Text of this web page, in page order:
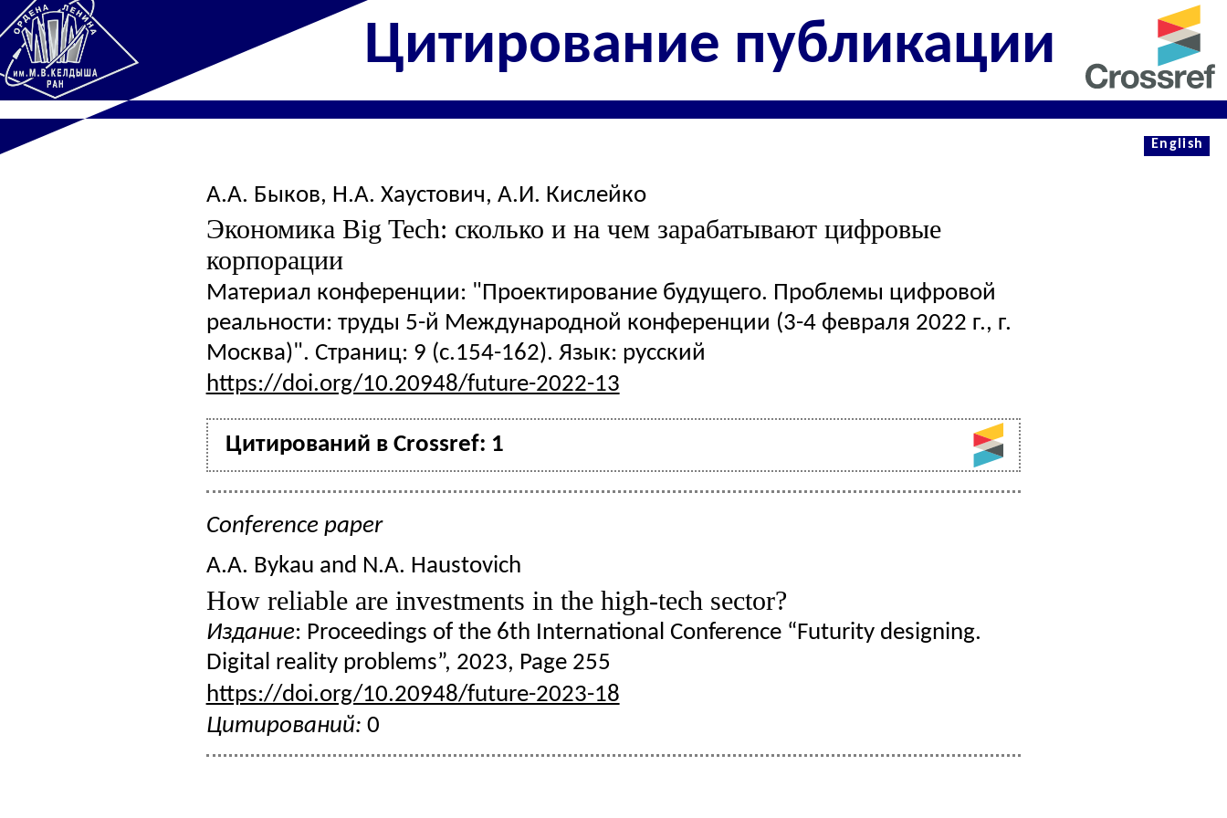
Цитирование публикации
English
А.А. Быков, Н.А. Хаустович, А.И. Кислейко
Экономика Big Tech: сколько и на чем зарабатывают цифровые
корпорации
Материал конференции: "Проектирование будущего. Проблемы цифровой
реальности: труды 5-й Международной конференции (3-4 февраля 2022 г., г.
Москва)". Страниц: 9 (с.154-162). Язык: русский
https://doi.org/10.20948/future-2022-13
Цитирований в Crossref: 1
Conference paper
A.A. Bykau and N.A. Haustovich
How reliable are investments in the high-tech sector?
Издание: Proceedings of the 6th International Conference “Futurity designing.
Digital reality problems”, 2023, Page 255
https://doi.org/10.20948/future-2023-18
Цитирований: 0